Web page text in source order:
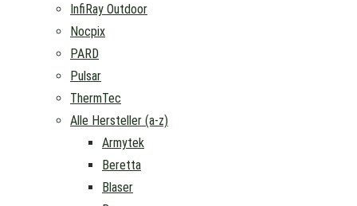
InfiRay Outdoor
Nocpix
PARD
Pulsar
ThermTec
Alle Hersteller (a-z)
Armytek
Beretta
Blaser